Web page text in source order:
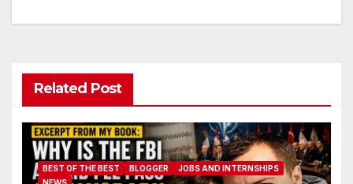
Related Post
BEST OF THE BEST BLOGGER
JOBS AND INTERNSHIPS